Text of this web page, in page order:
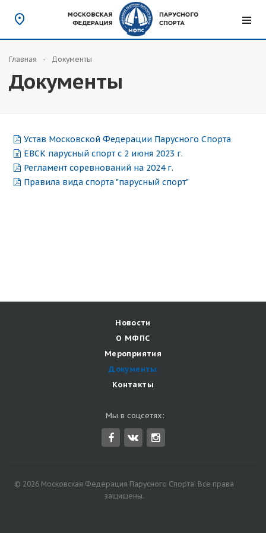
Главная Документы
Документы
Устав Московской Федерации Парусного Спорта
ЕВСК парусный спорт c 2 июня 2023 г.
Регламент соревнований на 2024 г.
Правила вида спорта "парусный спорт"
Новости
О МФПС
Мероприятия
Документы
Контакты
Мы в соцсетях:
© 2026 Московская Федерация Парусного Спорта. Все права
защищены.